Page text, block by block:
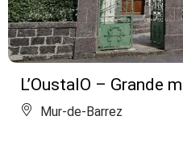
L’OustalO – Grande
Mur-de-Barrez